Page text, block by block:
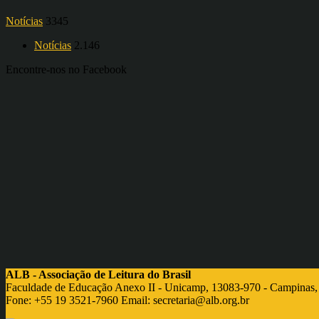
Notícias 3345
Notícias 2.146
Encontre-nos no Facebook
ALB - Associação de Leitura do Brasil
Faculdade de Educação Anexo II - Unicamp, 13083-970 - Campinas,
Fone: +55 19 3521-7960 Email: secretaria@alb.org.br